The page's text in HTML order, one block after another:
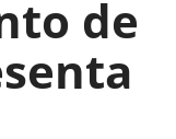
de